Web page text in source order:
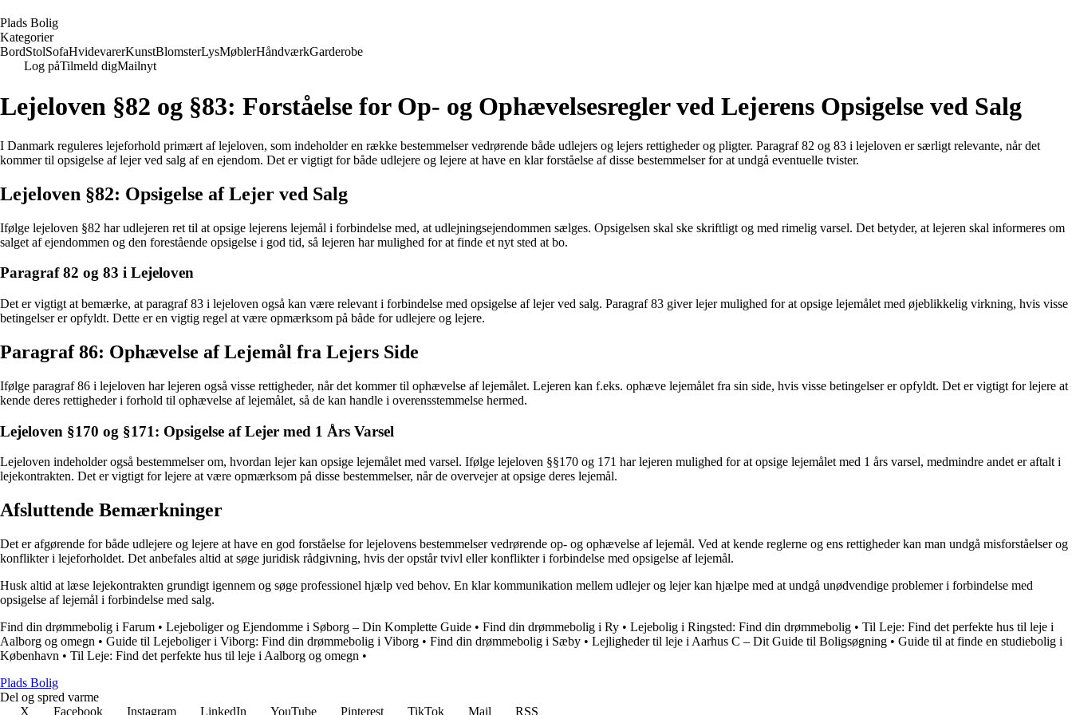
Plads Bolig
Kategorier
BordStolSofaHvidevarerKunstBlomsterLysMøblerHåndværkGarderobe
Log påTilmeld digMailnyt
Lejeloven §82 og §83: Forståelse for Op- og Ophævelsesregler ved Lejerens Opsigelse ved Salg
I Danmark reguleres lejeforhold primært af lejeloven, som indeholder en række bestemmelser vedrørende både udlejers og lejers rettigheder og pligter. Paragraf 82 og 83 i lejeloven er særligt relevante, når det
kommer til opsigelse af lejer ved salg af en ejendom. Det er vigtigt for både udlejere og lejere at have en klar forståelse af disse bestemmelser for at undgå eventuelle tvister.
Lejeloven §82: Opsigelse af Lejer ved Salg
Ifølge lejeloven §82 har udlejeren ret til at opsige lejerens lejemål i forbindelse med, at udlejningsejendommen sælges. Opsigelsen skal ske skriftligt og med rimelig varsel. Det betyder, at lejeren skal informeres om
salget af ejendommen og den forestående opsigelse i god tid, så lejeren har mulighed for at finde et nyt sted at bo.
Paragraf 82 og 83 i Lejeloven
Det er vigtigt at bemærke, at paragraf 83 i lejeloven også kan være relevant i forbindelse med opsigelse af lejer ved salg. Paragraf 83 giver lejer mulighed for at opsige lejemålet med øjeblikkelig virkning, hvis visse
betingelser er opfyldt. Dette er en vigtig regel at være opmærksom på både for udlejere og lejere.
Paragraf 86: Ophævelse af Lejemål fra Lejers Side
Ifølge paragraf 86 i lejeloven har lejeren også visse rettigheder, når det kommer til ophævelse af lejemålet. Lejeren kan f.eks. ophæve lejemålet fra sin side, hvis visse betingelser er opfyldt. Det er vigtigt for lejere at
kende deres rettigheder i forhold til ophævelse af lejemålet, så de kan handle i overensstemmelse hermed.
Lejeloven §170 og §171: Opsigelse af Lejer med 1 Års Varsel
Lejeloven indeholder også bestemmelser om, hvordan lejer kan opsige lejemålet med varsel. Ifølge lejeloven §§170 og 171 har lejeren mulighed for at opsige lejemålet med 1 års varsel, medmindre andet er aftalt i
lejekontrakten. Det er vigtigt for lejere at være opmærksom på disse bestemmelser, når de overvejer at opsige deres lejemål.
Afsluttende Bemærkninger
Det er afgørende for både udlejere og lejere at have en god forståelse for lejelovens bestemmelser vedrørende op- og ophævelse af lejemål. Ved at kende reglerne og ens rettigheder kan man undgå misforståelser og
konflikter i lejeforholdet. Det anbefales altid at søge juridisk rådgivning, hvis der opstår tvivl eller konflikter i forbindelse med opsigelse af lejemål.
Husk altid at læse lejekontrakten grundigt igennem og søge professionel hjælp ved behov. En klar kommunikation mellem udlejer og lejer kan hjælpe med at undgå unødvendige problemer i forbindelse med
opsigelse af lejemål i forbindelse med salg.
Find din drømmebolig i Farum • Lejeboliger og Ejendomme i Søborg – Din Komplette Guide • Find din drømmebolig i Ry • Lejebolig i Ringsted: Find din drømmebolig • Til Leje: Find det perfekte hus til leje i
Aalborg og omegn • Guide til Lejeboliger i Viborg: Find din drømmebolig i Viborg • Find din drømmebolig i Sæby • Lejligheder til leje i Aarhus C – Dit Guide til Boligsøgning • Guide til at finde en studiebolig i
København • Til Leje: Find det perfekte hus til leje i Aalborg og omegn •
Plads Bolig
Del og spred varme
X
Facebook Instagram LinkedIn YouTube Pinterest TikTok Mail RSS